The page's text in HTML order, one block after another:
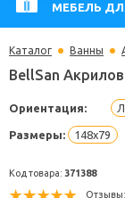
МЕБЕЛЬ
Каталог Ванны
BellSan
Ориентация:
Размеры: 148x79